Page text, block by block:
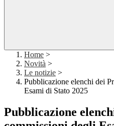
Home >
Novità >
Le notizie >
Pubblicazione elenchi dei
Esami di Stato 2025
Pubblicazione